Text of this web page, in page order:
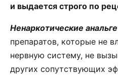
и выдается строго по
Ненаркотические
препаратов, которые не
нервную систему, не
других сопутствующих